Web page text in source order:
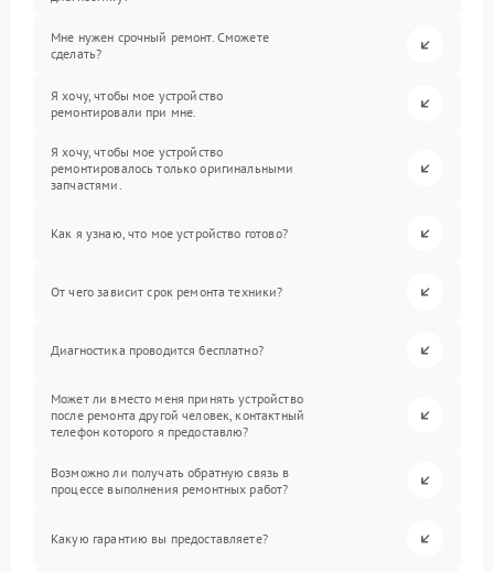
Мне нужен срочный ремонт. Сможете
сделать?
Я хочу, чтобы мое устройство
ремонтировали при мне.
Я хочу, чтобы мое устройство
ремонтировалось только оригинальными
запчастями.
Как я узнаю, что мое устройство готово?
От чего зависит срок ремонта техники?
Диагностика проводится бесплатно?
Может ли вместо меня принять устройство
после ремонта другой человек, контактный
телефон которого я предоставлю?
Возможно ли получать обратную связь в
процессе выполнения ремонтных работ?
Какую гарантию вы предоставляете?